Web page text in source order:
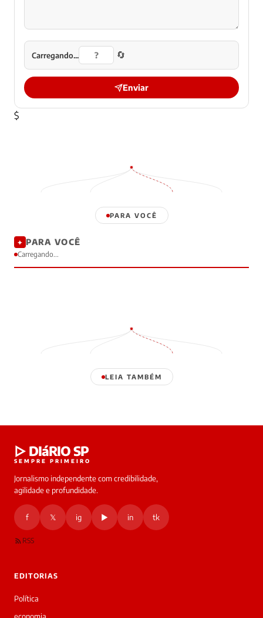
Carregando... 🔄
Enviar
$
PARA VOCÊ
✦ PARA VOCÊ
Carregando...
LEIA TAMBÉM
online
Oi!
▷ DIáRIO SP
SEMPRE PRIMEIRO
Jornalismo independente com credibilidade,
agilidade e profundidade.
f 𝕏 ig ▶ in tk
RSS
EDITORIAS
Política
economia